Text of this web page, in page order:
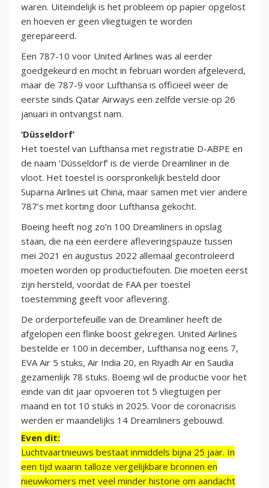
waren. Uiteindelijk is het probleem op papier opgelost
en hoeven er geen vliegtuigen te worden
gerepareerd.
Een 787-10 voor United Airlines was al eerder
goedgekeurd en mocht in februari worden afgeleverd,
maar de 787-9 voor Lufthansa is officieel weer de
eerste sinds Qatar Airways een zelfde versie op 26
januari in ontvangst nam.
‘Düsseldorf’
Het toestel van Lufthansa met registratie D-ABPE en
de naam ‘Düsseldorf’ is de vierde Dreamliner in de
vloot. Het toestel is oorspronkelijk besteld door
Suparna Airlines uit China, maar samen met vier andere
787’s met korting door Lufthansa gekocht.
Boeing heeft nog zo’n 100 Dreamliners in opslag
staan, die na een eerdere afleveringspauze tussen
mei 2021 en augustus 2022 allemaal gecontroleerd
moeten worden op productiefouten. Die moeten eerst
zijn hersteld, voordat de FAA per toestel
toestemming geeft voor aflevering.
De orderportefeuille van de Dreamliner heeft de
afgelopen een flinke boost gekregen. United Airlines
bestelde er 100 in december, Lufthansa nog eens 7,
EVA Air 5 stuks, Air India 20, en Riyadh Air en Saudia
gezamenlijk 78 stuks. Boeing wil de productie voor het
einde van dit jaar opvoeren tot 5 vliegtuigen per
maand en tot 10 stuks in 2025. Voor de coronacrisis
werden er maandelijks 14 Dreamliners gebouwd.
Even dit:
Luchtvaartnieuws bestaat inmiddels bijna 25 jaar. In
een tijd waarin talloze vergelijkbare bronnen en
nieuwkomers met veel minder historie om aandacht